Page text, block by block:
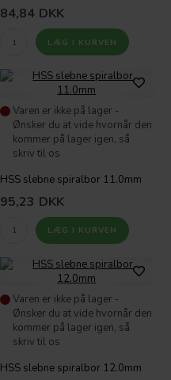
84,84 DKK
Varen er ikke på lager -
Ønsker du at vide hvornår den
kommer på lager igen, så
skriv til os
HSS slebne spiralbor 11.0mm
95,23 DKK
Varen er ikke på lager -
Ønsker du at vide hvornår den
kommer på lager igen, så
skriv til os
HSS slebne spiralbor 12.0mm